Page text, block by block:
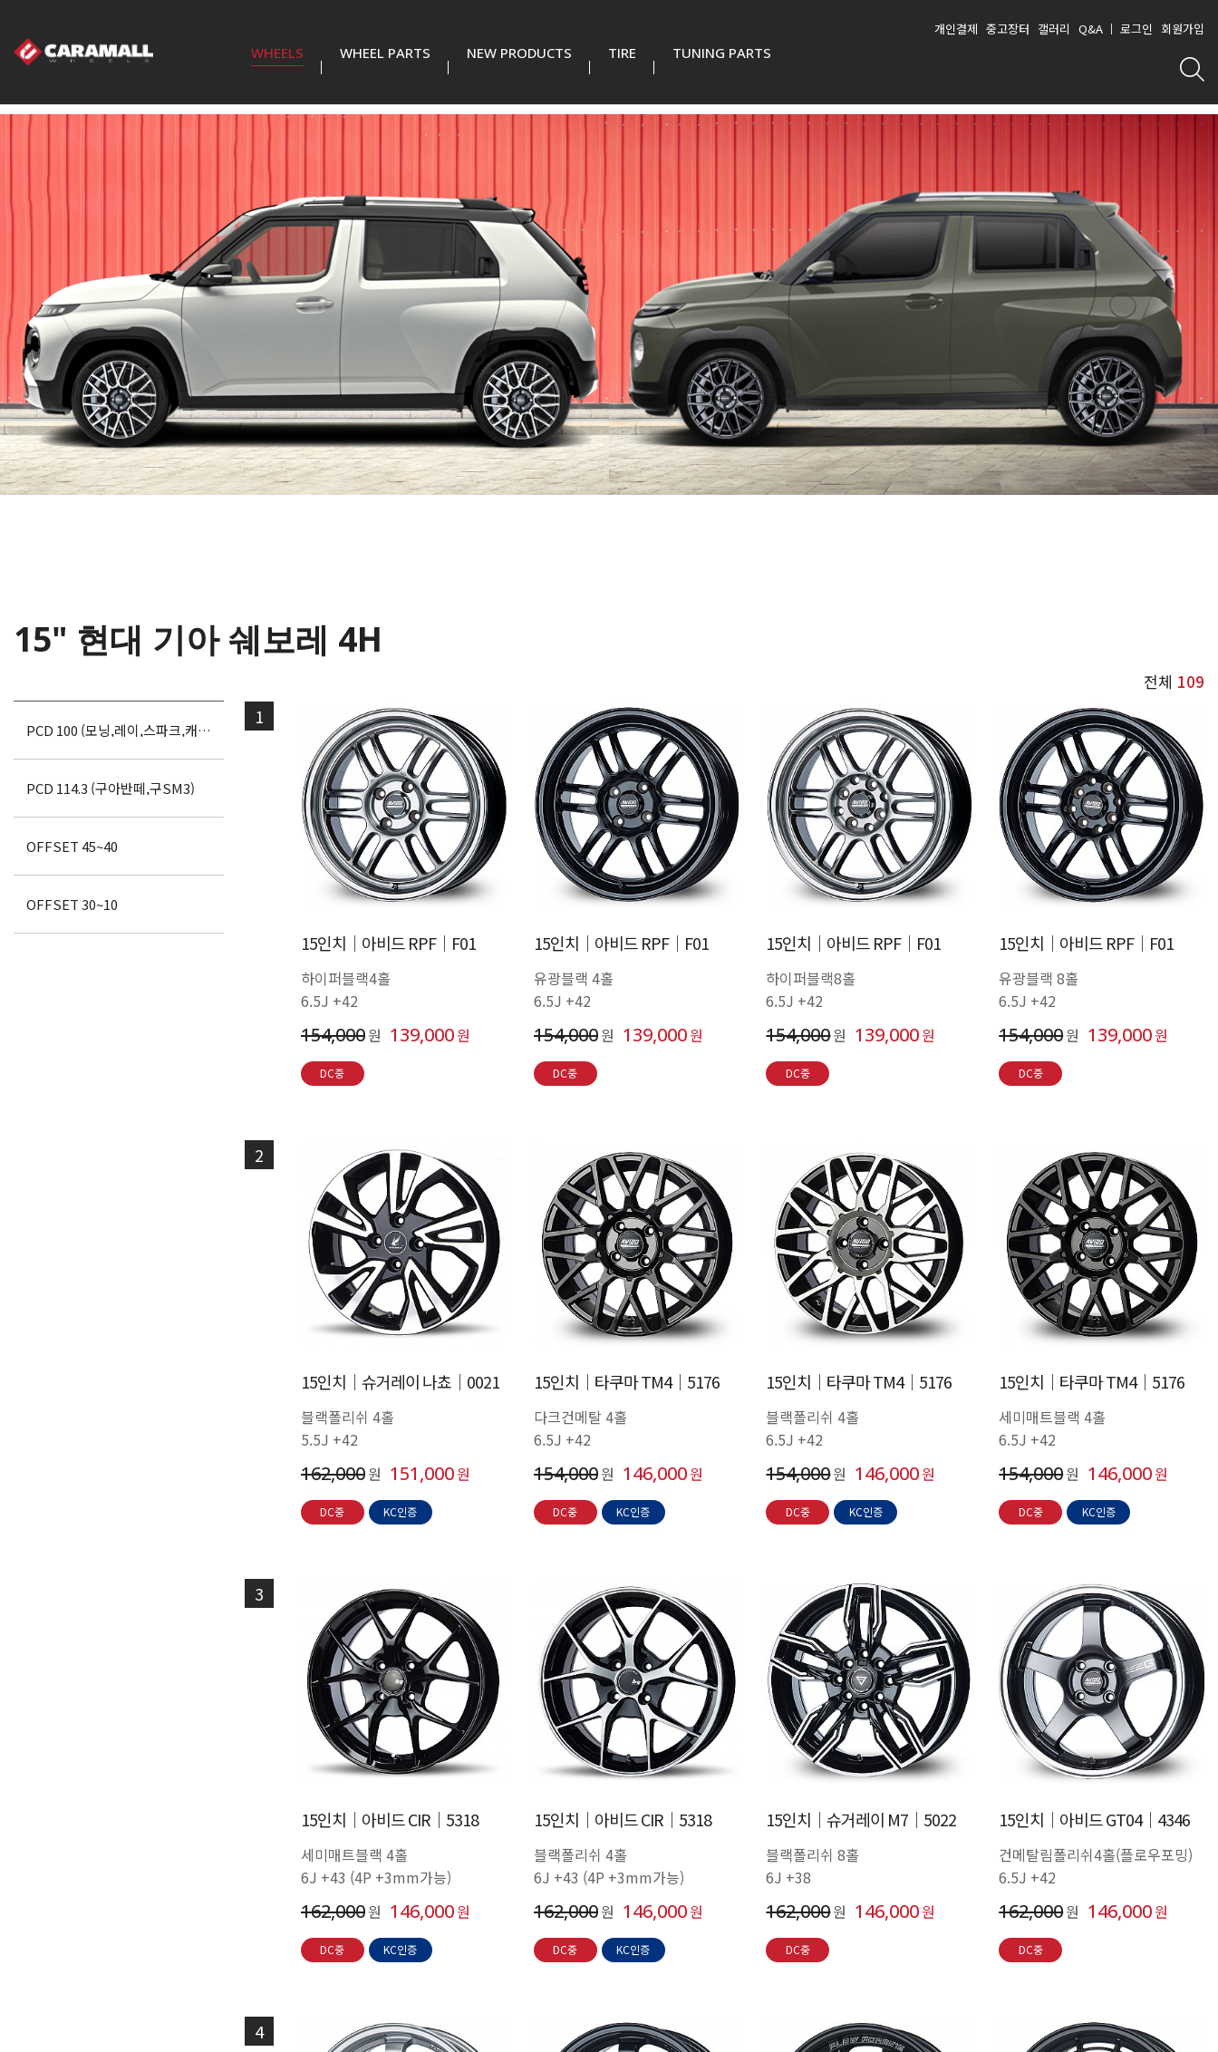
WHEELS WHEEL PARTS NEW PRODUCTS TIRE TUNING PARTS
개인결제 중고장터 갤러리 Q&A 로그인 회원가입
15" 현대 기아 쉐보레 4H
PCD 100 (모닝,레이,스파크,캐스
PCD 114.3 (구아반떼,구SM3)
OFFSET 45~40
OFFSET 30~10
전체 109
1
15인치│아비드 RPF│F01
하이퍼블랙4홀
6.5J +42
154,000원 139,000원
DC중
15인치│아비드 RPF│F01
유광블랙 4홀
6.5J +42
154,000원 139,000원
DC중
15인치│아비드 RPF│F01
하이퍼블랙8홀
6.5J +42
154,000원 139,000원
DC중
15인치│아비드 RPF│F01
유광블랙 8홀
6.5J +42
154,000원 139,000원
DC중
2
15인치│슈거레이 나쵸│0021
블랙폴리쉬 4홀
5.5J +42
162,000원 151,000원
DC중 KC인증
15인치│타쿠마 TM4│5176
다크건메탈 4홀
6.5J +42
154,000원 146,000원
DC중 KC인증
15인치│타쿠마 TM4│5176
블랙폴리쉬 4홀
6.5J +42
154,000원 146,000원
DC중 KC인증
15인치│타쿠마 TM4│5176
세미매트블랙 4홀
6.5J +42
154,000원 146,000원
DC중 KC인증
3
15인치│아비드 CIR│5318
세미매트블랙 4홀
6J +43 (4P +3mm가능)
162,000원 146,000원
DC중 KC인증
15인치│아비드 CIR│5318
블랙폴리쉬 4홀
6J +43 (4P +3mm가능)
162,000원 146,000원
DC중 KC인증
15인치│슈거레이 M7│5022
블랙폴리쉬 8홀
6J +38
162,000원 146,000원
DC중
15인치│아비드 GT04│4346
건메탈림폴리쉬4홀(플로우포밍)
6.5J +42
162,000원 146,000원
DC중
4